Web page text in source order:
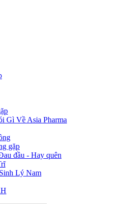
Gì Về Asia Pharma
gặp
đầu - Hay quên
Lý Nam